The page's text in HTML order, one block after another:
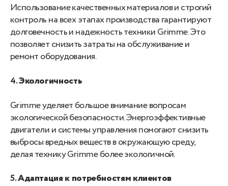
Использование качественных материалов и строгий
контроль на всех этапах производства гарантируют
долговечность и надежность техники Grimme. Это
позволяет снизить затраты на обслуживание и
ремонт оборудования.
4.Экологичность
Grimme уделяет большое внимание вопросам
экологической безопасности. Энергоэффективные
двигатели и системы управления помогают снизить
выбросы вредных веществ в окружающую среду,
делая технику Grimme более экологичной.
5.Адаптация к потребностям клиентов